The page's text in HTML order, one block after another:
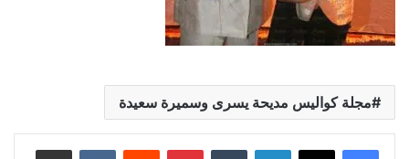
مجلة كواليس مديحة يسرى وسميرة سعيدة
لينكدإن بينتيريست مشاركة عبر البريد